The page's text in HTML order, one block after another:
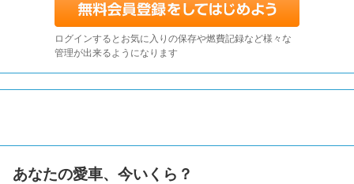
ログインするとお気に入りの保存や燃費記録など様々な
管理が出来るようになります
あなたの愛車、今いくら？